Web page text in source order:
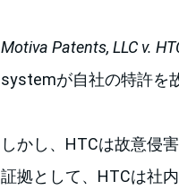
Motiva Patents, LLC v.
systemが自社の特許を
しかし、HTCは故意侵
証拠として、HTCは社